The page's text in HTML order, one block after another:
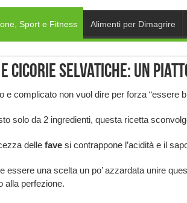
Sport e Fitness Alimenti per Dimagrire
e cicorie selvatiche: un
e complicato non vuol dire per forza “essere
solo da 2 ingredienti, questa ricetta
delle favesi contrappone l’acidità e il
essere una scelta un po’ azzardata unire
alla perfezione.